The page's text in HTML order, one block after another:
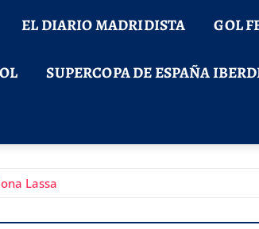
EL DIARIO MADRIDISTA GOL
SUPERCOPA DE ESPAÑA
Lassa